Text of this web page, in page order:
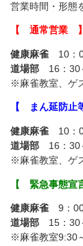
営業時間・形態
【 通常営業 】
健康麻雀 10：
道場部 16：30
※麻雀教室、ゲ
【 まん延防止
健康麻雀 10：
道場部 16：30
※麻雀教室、ゲ
【 緊急事態宣
健康麻雀 9：
道場部 15：30
※麻雀教室9:30